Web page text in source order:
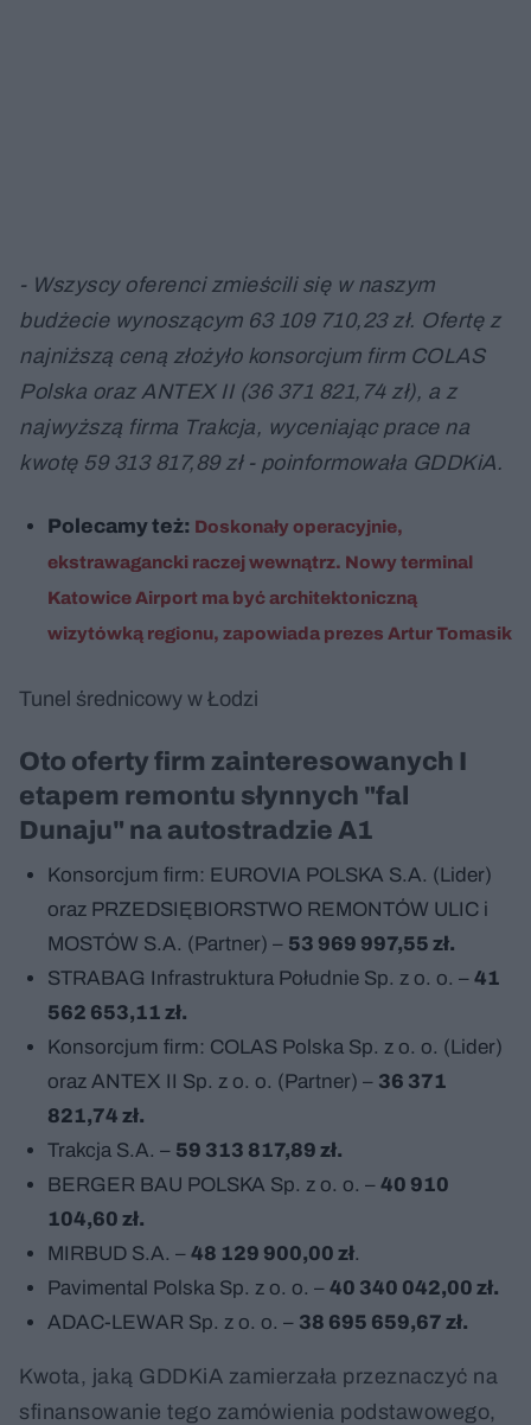
- Wszyscy oferenci zmieścili się w naszym
budżecie wynoszącym 63 109 710,23 zł. Ofertę z
najniższą ceną złożyło konsorcjum firm COLAS
Polska oraz ANTEX II (36 371 821,74 zł), a z
najwyższą firma Trakcja, wyceniając prace na
kwotę 59 313 817,89 zł - poinformowała GDDKiA.
Polecamy też: Doskonały operacyjnie,
ekstrawagancki raczej wewnątrz. Nowy terminal
Katowice Airport ma być architektoniczną
wizytówką regionu, zapowiada prezes Artur Tomasik
Tunel średnicowy w Łodzi
Oto oferty firm zainteresowanych I
etapem remontu słynnych "fal
Dunaju" na autostradzie A1
Konsorcjum firm: EUROVIA POLSKA S.A. (Lider)
oraz PRZEDSIĘBIORSTWO REMONTÓW ULIC i
MOSTÓW S.A. (Partner) – 53 969 997,55 zł.
STRABAG Infrastruktura Południe Sp. z o. o. – 41
562 653,11 zł.
Konsorcjum firm: COLAS Polska Sp. z o. o. (Lider)
oraz ANTEX II Sp. z o. o. (Partner) – 36 371
821,74 zł.
Trakcja S.A. – 59 313 817,89 zł.
BERGER BAU POLSKA Sp. z o. o. – 40 910
104,60 zł.
MIRBUD S.A. – 48 129 900,00 zł.
Pavimental Polska Sp. z o. o. – 40 340 042,00 zł.
ADAC-LEWAR Sp. z o. o. – 38 695 659,67 zł.
Kwota, jaką GDDKiA zamierzała przeznaczyć na
sfinansowanie tego zamówienia podstawowego,